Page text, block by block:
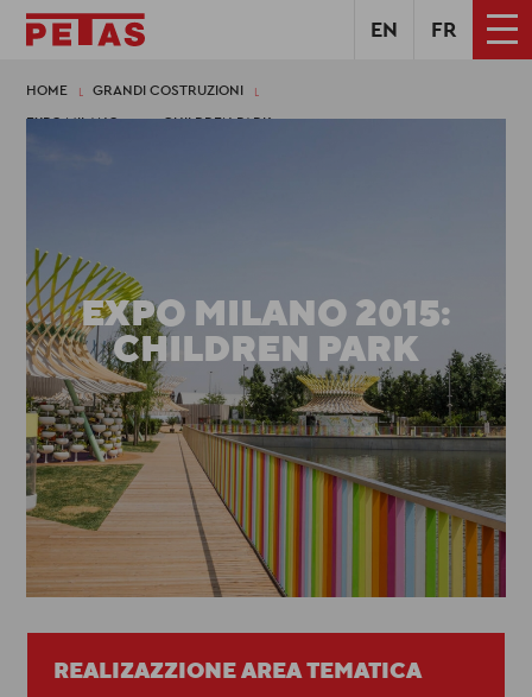
EN FR
HOME
GRANDI COSTRUZIONI
EXPO MILANO 2015: CHILDREN PARK
EXPO MILANO 2015:
CHILDREN PARK
REALIZAZZIONE AREA TEMATICA